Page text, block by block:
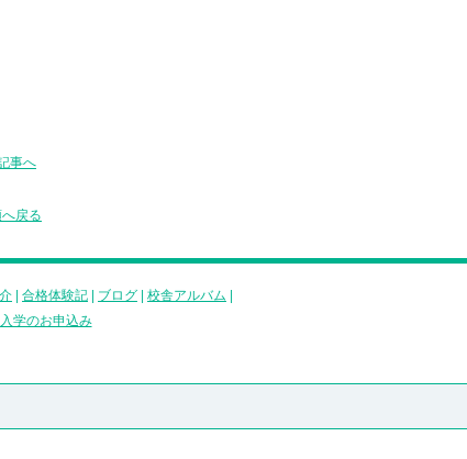
事へ
戻る
合格体験記 ブログ 校舎アルバム
入学のお申込み